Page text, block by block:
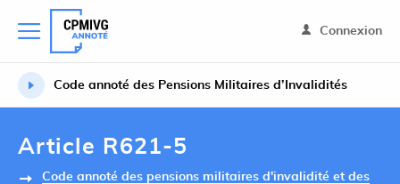
Connexion
Code annoté des Pensions Militaires d’Invalidités
Article R621-5
Code annoté des pensions militaires d'invalidité et des